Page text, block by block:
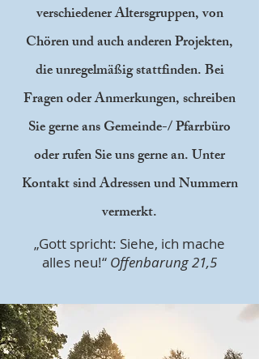
verschiedener Altersgruppen, von
Chören und auch anderen Projekten,
die unregelmäßig stattfinden. ​Bei
Fragen oder Anmerkungen, schreiben
Sie gerne ans Gemeinde-/ Pfarrbüro
oder rufen Sie uns gerne an. Unter
Kontakt sind Adressen und Nummern
vermerkt.
„Gott spricht: Siehe, ich mache
alles neu!“ Offenbarung 21,5